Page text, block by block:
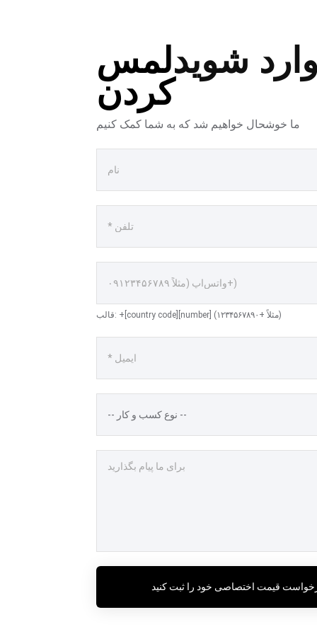
شویدلمس
کردن
ما خوشحال خواهیم شد که به شما کمک کنیم
قالب: +[country code][number] (مثلاً +۱۲۳۴۵۶۷۸۹۰)
قیمت اختصاصی خود را ثبت کنید